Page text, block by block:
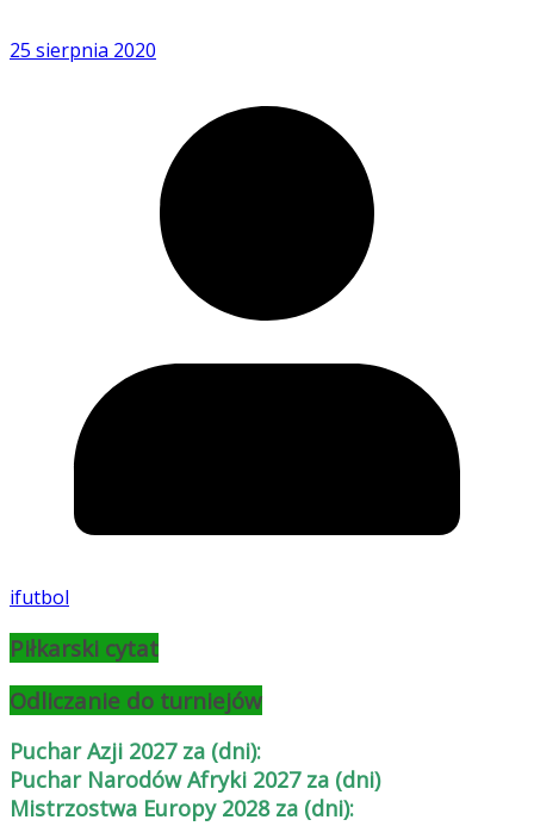
25 sierpnia 2020
ifutbol
Piłkarski cytat
Odliczanie do turniejów
Puchar Azji 2027 za (dni):
Puchar Narodów Afryki 2027 za (dni)
Mistrzostwa Europy 2028 za (dni):